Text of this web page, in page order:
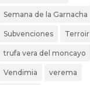
Semana de la Garnacha
Subvenciones Terroir
trufa vera del moncayo
Vendimia verema